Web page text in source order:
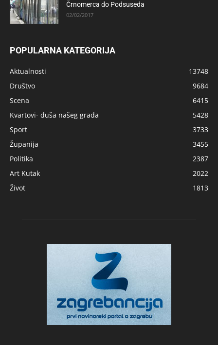
Črnomerca do Podsuseda
02/02/2017
POPULARNA KATEGORIJA
Aktualnosti
13748
Društvo
9684
Scena
6415
Kvartovi- duša našeg grada
5428
Sport
3733
Županija
3455
Politika
2387
Art Kutak
2022
Život
1813